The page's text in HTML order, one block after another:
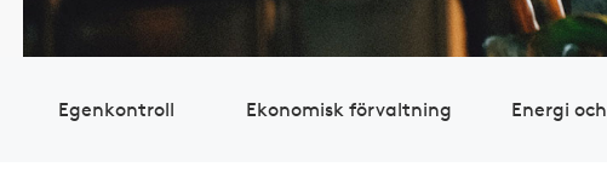
Egen­kontroll Eko­nomisk ­förvaltning Energi